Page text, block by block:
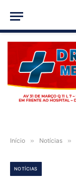
Início » Notícias »
NOTÍCIAS